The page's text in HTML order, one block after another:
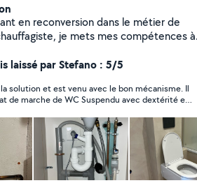
je mets mes compétences à
suis également à l'aise dans différents
de m'adapter au mieux à vos
N'hésitez pas à me contacter ! Au plaisir, Axel
laissé par Stefano : 5/5
solution et est venu avec le bon mécanisme. Il
de marche de WC Suspendu avec dextérité et
vraiment satisfaits et
vu le Travail effectué
à lui ! nous n'hésiterons pas à
si Besoin